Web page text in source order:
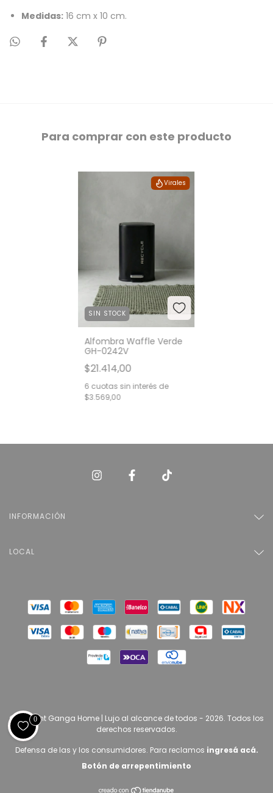
Medidas: 16 cm x 10 cm.
Para comprar con este producto
Virales
SIN STOCK
Alfombra Waffle Verde
GH-0242V
$21.414,00
6 cuotas sin interés de
$3.569,00
INFORMACIÓN
LOCAL
Copyright Ganga Home | Lujo al alcance de todos - 2026. Todos los
derechos reservados.
Defensa de las y los consumidores. Para reclamos ingresá acá.
Botón de arrepentimiento
0